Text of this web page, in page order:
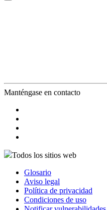
Manténgase en contacto
Todos los sitios web
Glosario
Aviso legal
Política de privacidad
Condiciones de uso